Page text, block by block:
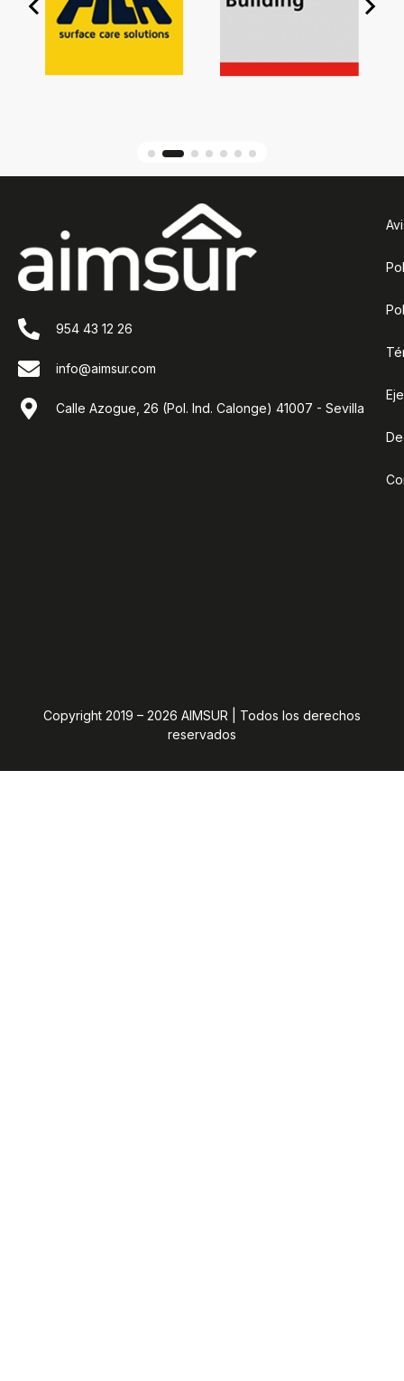
954 43 12 26
info@aimsur.com
Calle Azogue, 26 (Pol. Ind. Calonge) 41007 - Sevilla
Copyright 2019 – 2026 AIMSUR | Todos los derechos
reservados